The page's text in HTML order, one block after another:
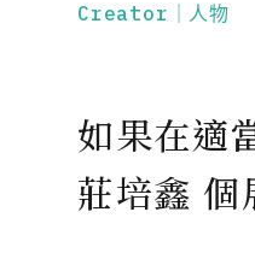
Creator｜人物
如果在適
莊培鑫 個